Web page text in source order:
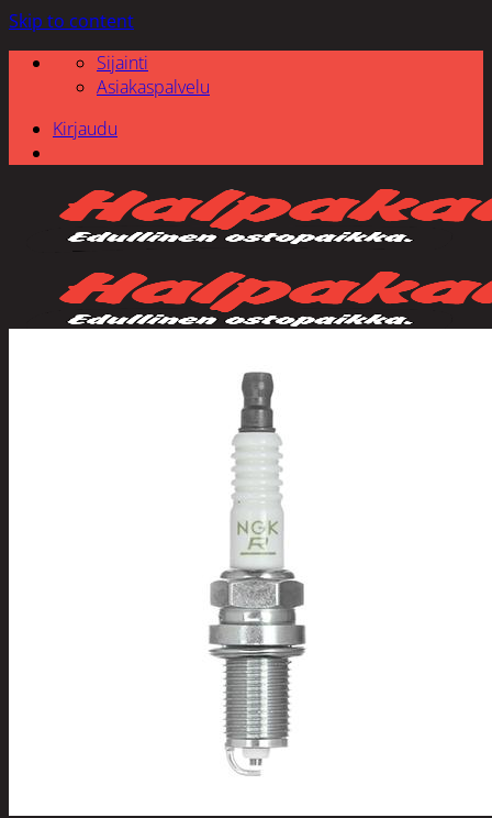
Skip to content
Sijainti
Asiakaspalvelu
Kirjaudu
Poistotuotteet
Kausituotteet
Joulu